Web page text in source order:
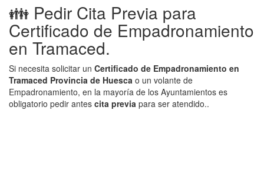
👪 Pedir Cita Previa para
Certificado de Empadronamiento
en Tramaced.
Si necesita solicitar un Certificado de Empadronamiento en
Tramaced Provincia de Huesca o un volante de
Empadronamiento, en la mayoría de los Ayuntamientos es
obligatorio pedir antes cita previa para ser atendido..